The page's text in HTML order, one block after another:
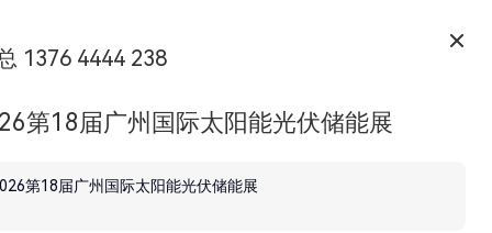
1376 4444 238
第18届广州国际太阳能光伏储能展
第18届广州国际太阳能光伏储能展